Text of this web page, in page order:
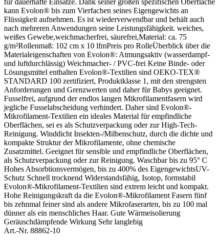
kann Evolon® bis zum Vierfachen seines Eigengewichts an
Flüssigkeit aufnehmen. Es ist wiederverwendbar und behält auch
nach mehreren Anwendungen seine Leistungsfähigkeit. weiches,
weißes Gewebe,weichmacherfrei, säurefrei,Material: ca. 75
g/m²Rollenmaß: 102 cm x 10 lfmPreis pro RolleÜberblick über die
Materialeigenschaften von Evolon®: Atmungsaktiv (wasserdampf-
und luftdurchlässig) Weichmacher- / PVC-frei Keine Binde- oder
Lösungsmittel enthalten Evolon®-Textilien sind OEKO-TEX®
STANDARD 100 zertifiziert, Produktklasse 1, mit den strengsten
Anforderungen und Grenzwerten und daher für Babys geeignet.
Fusselfrei, aufgrund der endlos langen Mikrofilamentfasern wird
jegliche Fusselabscheidung verhindert. Daher sind Evolon®-
Mikrofilament-Textilien ein ideales Material für empfindliche
Oberflächen, sei es als Schutzverpackung oder zur High-Tech-
Reinigung. Winddicht Insekten-/Milbenschutz, durch die dichte und
kompakte Struktur der Mikrofilamente, ohne chemische
Zusatzmittel. Geeignet für sensible und empfindliche Oberflächen,
als Schutzverpackung oder zur Reinigung. Waschbar bis zu 95° C
Hohes Absorbtionsvermögen, bis zu 400% des EigengewichtsUV-
Schutz Schnell trocknend Widerstandsfähig, Isotop, formstabil
Evolon®-Mikrofilament-Textilien sind extrem leicht und kompakt.
Hohe Reinigungskraft da die Evolon®-Mikrofilament Fasern fünf
bis zehnmal feiner sind als andere Mikrofaserarten, bis zu 100 mal
dünner als ein menschliches Haar. Gute Wärmeisolierung
Geräuschdämpfende Wirkung Sehr langlebig
Art.-Nr. 88862-10